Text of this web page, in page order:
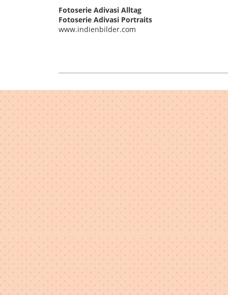
Fotoserie Adivasi Alltag
Fotoserie Adivasi Portraits
www.indienbilder.com